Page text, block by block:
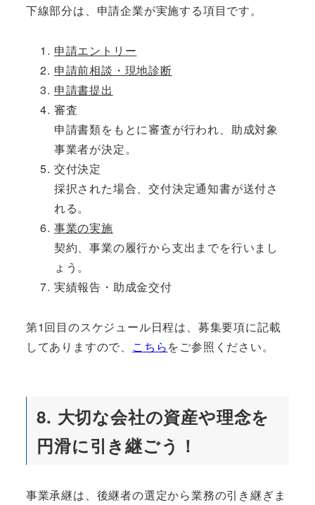
下線部分は、申請企業が実施する項目です。
申請エントリー
申請前相談・現地診断
申請書提出
審査
申請書類をもとに審査が行われ、助成対象
事業者が決定。
交付決定
採択された場合、交付決定通知書が送付さ
れる。
事業の実施
契約、事業の履行から支出までを行いまし
ょう。
実績報告・助成金交付
第1回目のスケジュール日程は、募集要項に記載
してありますので、 こちらをご参照ください。
8. 大切な会社の資産や理念を
円滑に引き継ごう！
事業承継は、後継者の選定から業務の引き継ぎま